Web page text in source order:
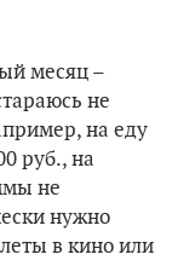
месяц –
не
на еду
руб., на
не
нужно
в кино или